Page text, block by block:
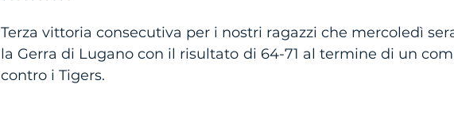
Terza vittoria consecutiva per i nostri ragazzi che mercoledì
la Gerra di Lugano con il risultato di 64-71 al termine di un
contro i Tigers.